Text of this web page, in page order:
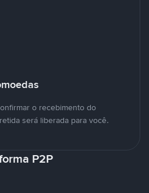
o recebimento do
será liberada para você.
P2P